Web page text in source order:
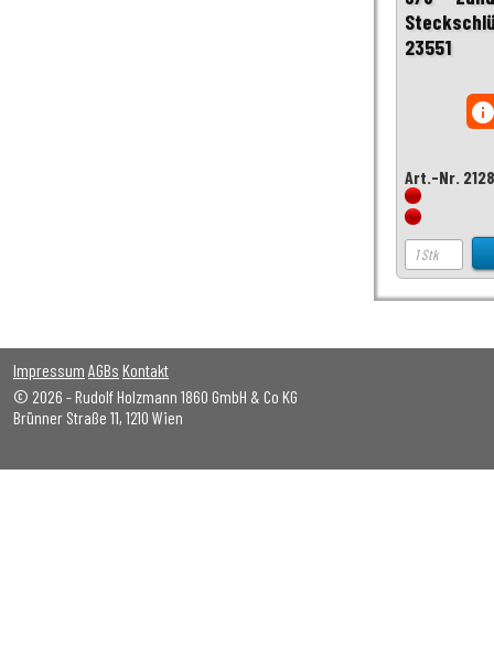
23551
Art.-Nr.
Impressum AGBs Kontakt
© 2026 - Rudolf Holzmann 1860 GmbH & Co KG
Brünner Straße 11, 1210 Wien